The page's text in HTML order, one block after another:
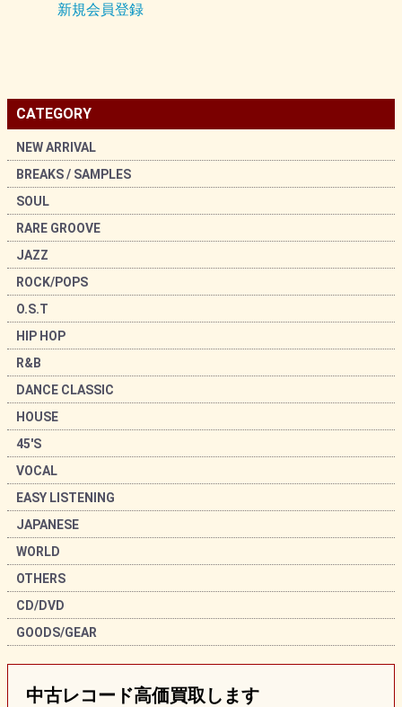
CATEGORY
NEW ARRIVAL
BREAKS / SAMPLES
SOUL
RARE GROOVE
JAZZ
ROCK/POPS
O.S.T
HIP HOP
R&B
DANCE CLASSIC
HOUSE
45'S
VOCAL
EASY LISTENING
JAPANESE
WORLD
OTHERS
CD/DVD
GOODS/GEAR
中古レコード高価買取します
新規会員登録